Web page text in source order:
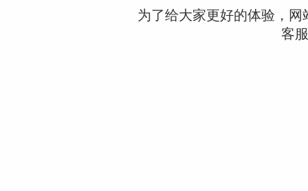
为了给大家更好的体验，
客